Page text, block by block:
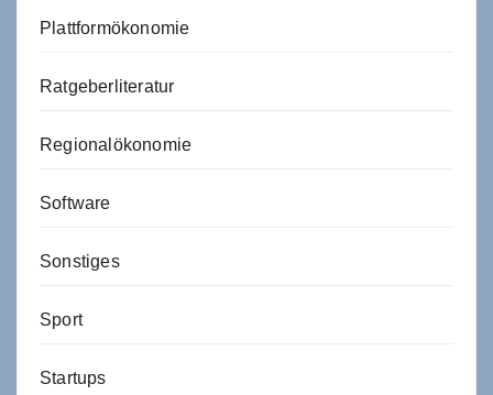
Plattformökonomie
Ratgeberliteratur
Regionalökonomie
Software
Sonstiges
Sport
Startups